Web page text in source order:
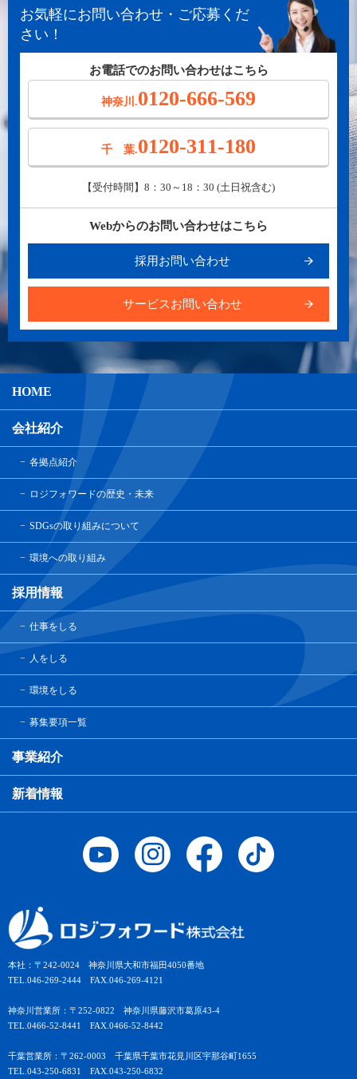
お気軽にお問い合わせ・ご応募くだ
さい！
お電話でのお問い合わせはこちら
神奈川.0120-666-569
千 葉.0120-311-180
【受付時間】8：30～18：30 (土日祝含む)
Webからのお問い合わせはこちら
採用お問い合わせ
サービスお問い合わせ
本社：〒242-0024 神奈川県大和市福田4050番地
TEL.046-269-2444 FAX.046-269-4121
神奈川営業所：〒252-0822 神奈川県藤沢市葛原43-4
TEL.0466-52-8441 FAX.0466-52-8442
千葉営業所：〒262-0003 千葉県千葉市花見川区宇那谷町1655
TEL.043-250-6831 FAX.043-250-6832
HOME
会社紹介
各拠点紹介
ロジフォワードの歴史・未来
SDGsの取り組みについて
環境への取り組み
採用情報
仕事をしる
人をしる
環境をしる
募集要項一覧
事業紹介
新着情報